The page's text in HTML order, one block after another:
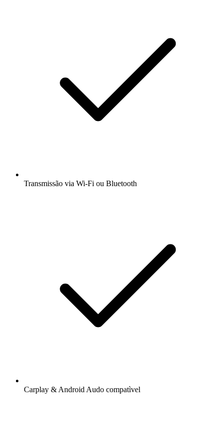
Transmissão via Wi-Fi ou Bluetooth
Carplay & Android Audo compatìvel